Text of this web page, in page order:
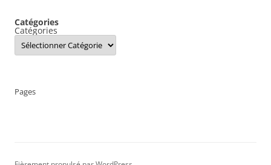
Catégories
Catégories
Pages